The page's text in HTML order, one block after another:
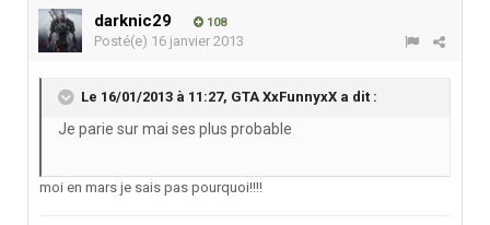
darknic29 108
Posté(e) 16 janvier 2013
Le 16/01/2013 à 11:27, GTA XxFunnyxX a dit :
Je parie sur mai ses plus probable
moi en mars je sais pas pourquoi!!!!